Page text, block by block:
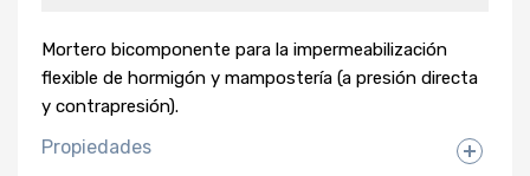
Mortero bicomponente para la impermeabilización
flexible de hormigón y mampostería (a presión directa
y contrapresión).
Propiedades